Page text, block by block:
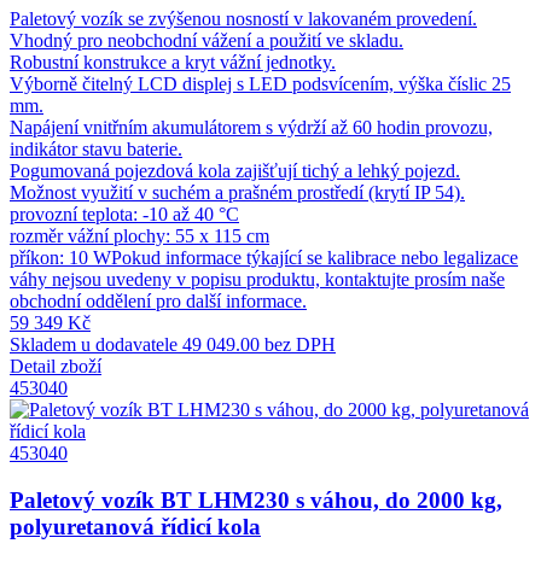
Paletový vozík se zvýšenou nosností v lakovaném provedení.
Vhodný pro neobchodní vážení a použití ve skladu.
Robustní konstrukce a kryt vážní jednotky.
Výborně čitelný LCD displej s LED podsvícením, výška číslic 25
mm.
Napájení vnitřním akumulátorem s výdrží až 60 hodin provozu,
indikátor stavu baterie.
Pogumovaná pojezdová kola zajišťují tichý a lehký pojezd.
Možnost využití v suchém a prašném prostředí (krytí IP 54).
provozní teplota: -10 až 40 °C
rozměr vážní plochy: 55 x 115 cm
příkon: 10 WPokud informace týkající se kalibrace nebo legalizace
váhy nejsou uvedeny v popisu produktu, kontaktujte prosím naše
obchodní oddělení pro další informace.
59 349 Kč
Skladem u dodavatele 49 049.00 bez DPH
Detail zboží
453040
453040
Paletový vozík BT LHM230 s váhou, do 2000 kg,
polyuretanová řídicí kola